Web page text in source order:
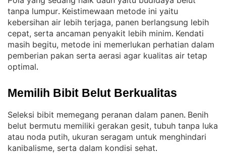
tanpa lumpur. Keistimewaan metode ini yaitu
kebersihan air lebih terjaga, panen berlangsung lebih
cepat, serta ancaman penyakit lebih minim. Kendati
masih begitu, metode ini memerlukan perhatian dalam
pemberian pakan serta aerasi agar kualitas air tetap
optimal.
Memilih Bibit Belut Berkualitas
Seleksi bibit memegang peranan dalam panen. Benih
belut bermutu memiliki gerakan gesit, tubuh tanpa luka
atau noda putih, ukuran seragam untuk menghindari
kanibalisme, serta dalam kondisi sehat.